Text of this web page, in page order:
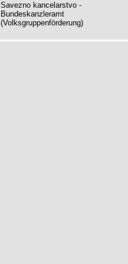
Savezno kancelarstvo -
Bundeskanzleramt
(Volksgruppenförderung)